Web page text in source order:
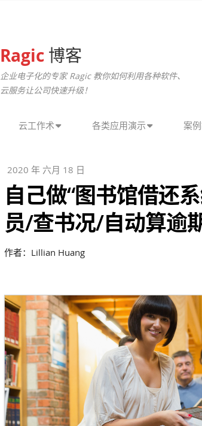
Ragic 博客
企业电子化的专家 Ragic 教你如何利用各种软件、
云服务让公司快速升级！
云工作术 各类应用演示 案
2020 年 六月 18 日
自己做“图书馆借还
员/查书况/自动算逾
作者：Lillian Huang